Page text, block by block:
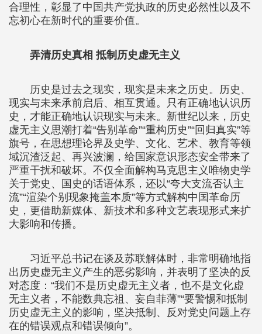
合理性，彰显了中国共产党执政的历史必然性以及不
忘初心在新时代的重要价值。
弄清历史真相 抵制历史虚无主义
历史是过去之现实，现实是未来之历史。历史、
现实与未来承前启后、相互贯通。只有正确地认识历
史，才能正确地认识现实与未来。新世纪以来，历史
虚无主义思潮打着“告别革命”“重构历史”“回归真实”等
旗号，在思想理论界及史学、文化、艺术、教育等领
域沉渣泛起、再兴波澜，给国家意识形态安全带来了
严重干扰和破坏。不仅全面解构马克思主义唯物史学
关于党史、国史的话语体系，还以“夸大支流否认主
流”“渲染个别现象掩盖本质”等方式解构中国革命历
史，更借助新媒体、新技术和多种文艺表现形式来扩
大影响和传播。
习近平总书记在谈及苏联解体时，非常明确地指
出历史虚无主义产生的恶劣影响，并表明了坚决的反
对态度：“我们不是历史虚无主义者，也不是文化虚
无主义者，不能数典忘祖、妄自菲薄”“要警惕和抵制
历史虚无主义的影响，坚决抵制、反对党史问题上存
在的错误观点和错误倾向”。